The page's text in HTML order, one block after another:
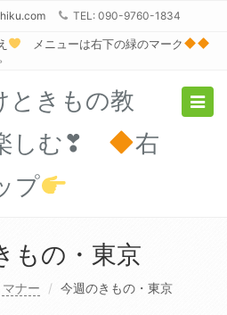
TEL: 090-9760-1834
メニューは右下の緑のマーク
ときもの教
しむ❣
右
プ
もの・東京
ナー 今週のきもの・東京